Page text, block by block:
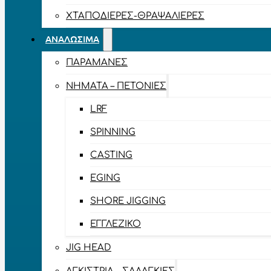
ΧΤΑΠΟΔΙΈΡΕΣ-ΘΡΑΨΑΛΙΈΡΕΣ
ΑΝΑΛΏΣΙΜΑ
ΠΑΡΑΜΆΝΕΣ
ΝΉΜΑΤΑ – ΠΕΤΟΝΙΈΣ
LRF
SPINNING
CASTING
EGING
SHORE JIGGING
ΕΓΓΛΈΖΙΚΟ
JIG HEAD